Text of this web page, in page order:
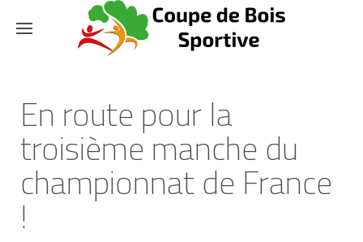
En route pour la
troisième manche du
championnat de France
!